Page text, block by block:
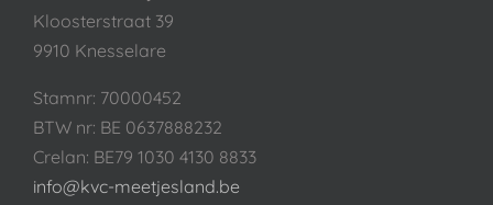
Kloosterstraat 39
9910 Knesselare
Stamnr: 70000452
BTW nr: BE 0637888232
Crelan: BE79 1030 4130 8833
info@kvc-meetjesland.be